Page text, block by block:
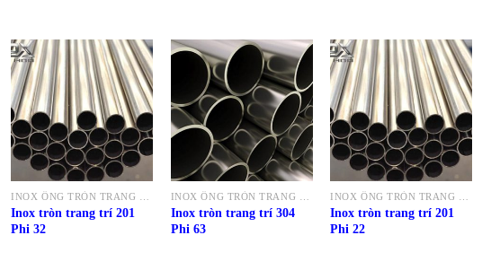
Inox tròn trang trí 201
Phi 32
Inox tròn trang trí 304
Phi 63
Inox tròn trang trí 201
Phi 22